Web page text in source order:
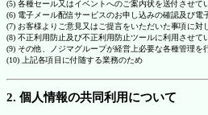
(5) 各種セール又はイベントへのご案内状を送付させて
(6) 電子メール配信サービスのお申し込みの確認及び電
(7) お客様よりご意見又はご提言をいただいた事項に対
(8) 不正利用防止及び不正利用防止ツールに利用させて
(9) その他、ノジマグループが経営上必要な各種管理を
(10) 上記各項目に付随する業務のため
2. 個人情報の共同利用について